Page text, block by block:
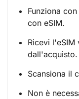
Funziona
con eSIM.
Ricevi l'eSIM
dall'acquisto.
Scansiona il
Non è